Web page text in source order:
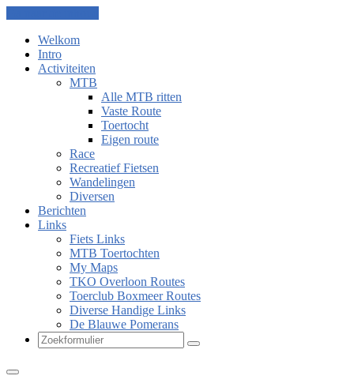
Welkom
Intro
Activiteiten
MTB
Alle MTB ritten
Vaste Route
Toertocht
Eigen route
Race
Recreatief Fietsen
Wandelingen
Diversen
Berichten
Links
Fiets Links
MTB Toertochten
My Maps
TKO Overloon Routes
Toerclub Boxmeer Routes
Diverse Handige Links
De Blauwe Pomerans
Zoeken